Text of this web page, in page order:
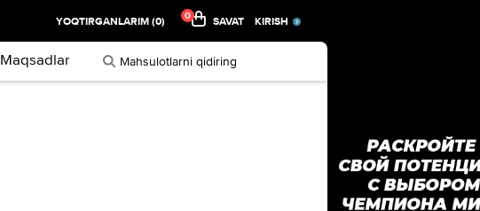
YOQTIRGANLARIM (0) 0 SAVAT KIRISH
Maqsadlar